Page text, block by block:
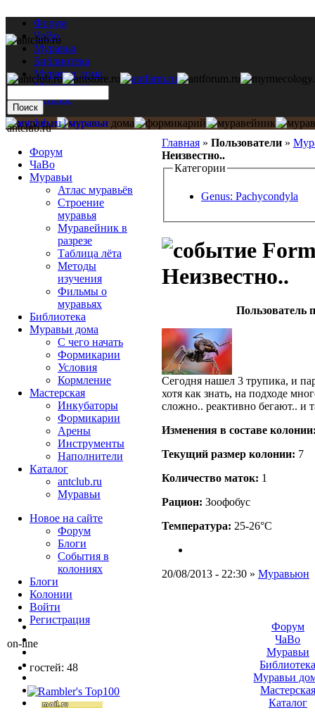
Форум
ЧаВо
Муравьи
Библиотека
Муравьи дома
Мастерская
Каталог
Главная » Пользователи »
Неизвестно..
Категории
Genus: Pachycondyla
Неизвестно..
Пользователь
Сегодня нашел 3 трупика, и
хотя как знать, на подходе
сложно.. реактивно бегают.. и
Изменения в составе
Текущий размер кoлонии: 7
Количество маток: 1
Рацион: Зоофобус
Температура: 25-26°C
20/08/2013 - 22:30 » Муравьюн
antclub.ru
Форум
ЧаВо
Муравьи
Атлас муравьёв
Строение
муравья
Муравейник в
разрезе
Таблица лёта
Методы
изучения
Фильмы о
муравьях
Библиотека
Муравьи дома
С чего начать
Формикарии
Условия
Кормление
Мастерская
Инкубаторы
Формикарии
Арены
Инструменты
Наполнители
Каталог
antclub.ru
Муравьи
Новое на сайте
Форум
Блоги
События в
колониях
Блоги
Колонии
Войти
Peгиcтpaция
on-line
гостей: 48
Форум
ЧаВо
Муравьи
Муравьи
Мастерская
Каталог